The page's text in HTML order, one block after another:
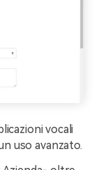
vocali
uso avanzato.